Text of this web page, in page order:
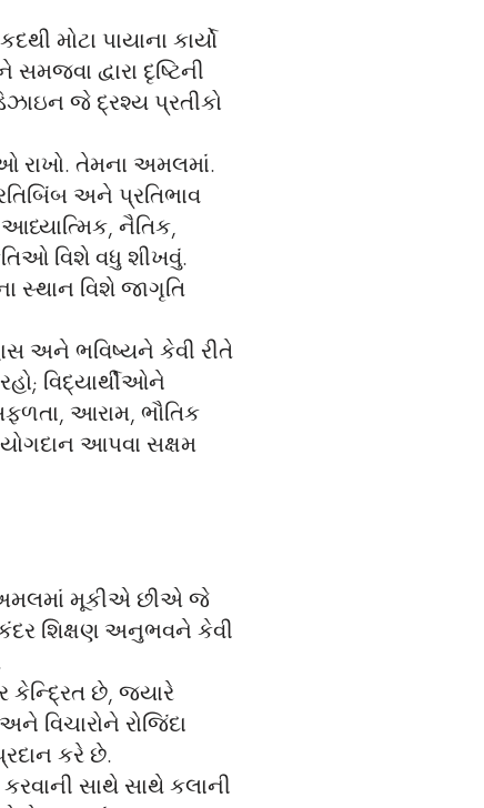
મોટા પાયાના કાર્યો
દ્વારા દૃષ્ટિની
જે દ્રશ્ય પ્રતીકો
રાખો. તેમના અમલમાં.
અને પ્રતિભાવ
આધ્યાત્મિક, નૈતિક,
વિશે વધુ શીખવું.
સ્થાન વિશે જાગૃતિ
અને ભવિષ્યને કેવી રીતે
વિદ્યાર્થીઓને
આરામ, ભૌતિક
યોગદાન આપવા સક્ષમ
અમલમાં મૂકીએ છીએ જે
શિક્ષણ અનુભવને કેવી
કેન્દ્રિત છે, જ્યારે
રોજિંદા
કરે છે.
સાથે સાથે કલાની